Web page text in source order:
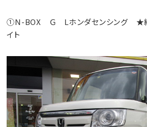
①N-BOX Ｇ Lホンダセンシング ★
イト